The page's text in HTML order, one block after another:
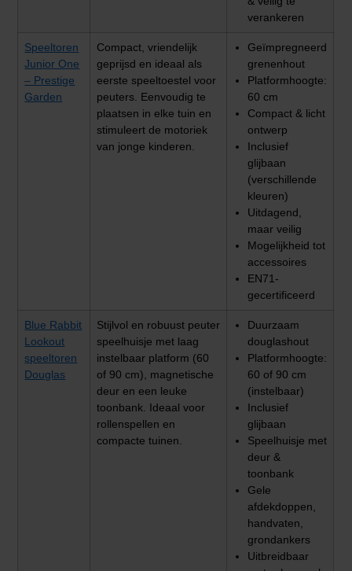
verankeren
Speeltoren
Junior One
– Prestige
Garden
Compact, vriendelijk
geprijsd en ideaal als
eerste speeltoestel voor
peuters. Eenvoudig te
plaatsen in elke tuin en
stimuleert de motoriek
van jonge kinderen.
Geïmpregneerd
grenenhout
Platformhoogte:
60 cm
Compact & licht
ontwerp
Inclusief
glijbaan
(verschillende
kleuren)
Uitdagend,
maar veilig
Mogelijkheid tot
accessoires
EN71-
gecertificeerd
Blue Rabbit
Lookout
speeltoren
Douglas
Stijlvol en robuust peuter
speelhuisje met laag
instelbaar platform (60
of 90 cm), magnetische
deur en een leuke
toonbank. Ideaal voor
rollenspellen en
compacte tuinen.
Duurzaam
douglashout
Platformhoogte:
60 of 90 cm
(instelbaar)
Inclusief
glijbaan
Speelhuisje met
deur &
toonbank
Gele
afdekdoppen,
handvaten,
grondankers
Uitbreidbaar